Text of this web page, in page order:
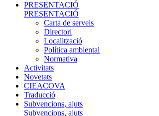
PRESENTACIÓ
PRESENTACIÓ
Carta de serveis
Directori
Localització
Política ambiental
Normativa
Activitats
Novetats
CIEACOVA
Traducció
Subvencions, ajuts
Subvencions, ajuts